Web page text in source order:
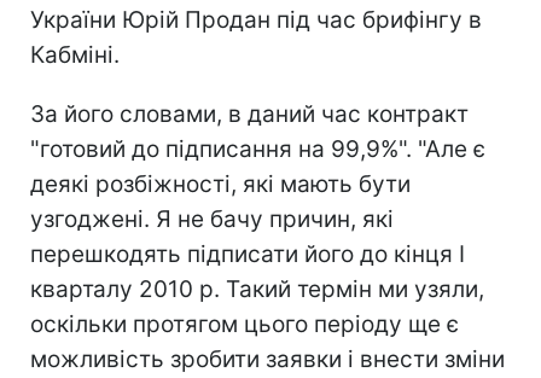
України Юрій Продан під час брифінгу в
Кабміні.
За його словами, в даний час контракт
"готовий до підписання на 99,9%". "Але є
деякі розбіжності, які мають бути
узгоджені. Я не бачу причин, які
перешкодять підписати його до кінця I
кварталу 2010 р. Такий термін ми узяли,
оскільки протягом цього періоду ще є
можливість зробити заявки і внести зміни